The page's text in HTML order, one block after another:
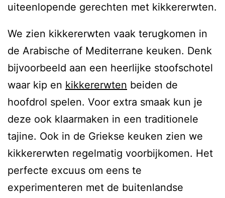
uiteenlopende gerechten met kikkererwten.
We zien kikkererwten vaak terugkomen in
de Arabische of Mediterrane keuken. Denk
bijvoorbeeld aan een heerlijke stoofschotel
waar kip en kikkererwten beiden de
hoofdrol spelen. Voor extra smaak kun je
deze ook klaarmaken in een traditionele
tajine. Ook in de Griekse keuken zien we
kikkererwten regelmatig voorbijkomen. Het
perfecte excuus om eens te
experimenteren met de buitenlandse